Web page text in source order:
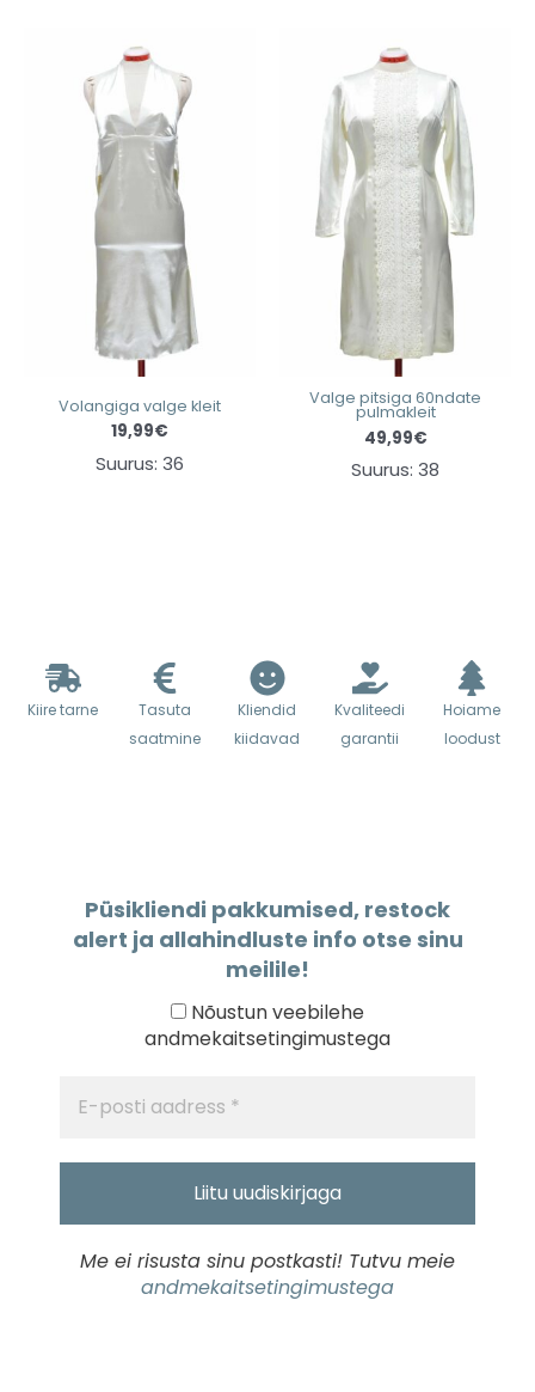
Volangiga valge kleit
19,99€
Suurus: 36
Valge pitsiga 60ndate
pulmakleit
49,99€
Suurus: 38
Kiire tarne
Tasuta
saatmine
Kliendid
kiidavad
Kvaliteedi
garantii
Hoiame
loodust
Püsikliendi pakkumised, restock
alert ja allahindluste info otse sinu
meilile!
Nõustun veebilehe
andmekaitsetingimustega
Me ei risusta sinu postkasti! Tutvu meie
andmekaitsetingimustega